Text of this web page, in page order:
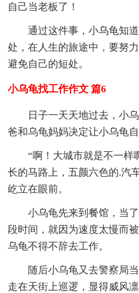
自己当老板了！
通过这件事，小乌龟知道
处，在人生的旅途中，要努
避免自己的短处。
小乌龟找工作作文 篇6
日子一天天地过去，小乌
爸和乌龟妈妈决定让小乌龟自
“啊！大城市就是不一样
长的马路上，五颜六色的.汽
屹立在眼前。
小乌龟先来到餐馆，当了
段时间，就因为速度太慢而
乌龟不得不辞去工作。
随后小乌龟又去警察局当
走在天街上巡逻，显得威风